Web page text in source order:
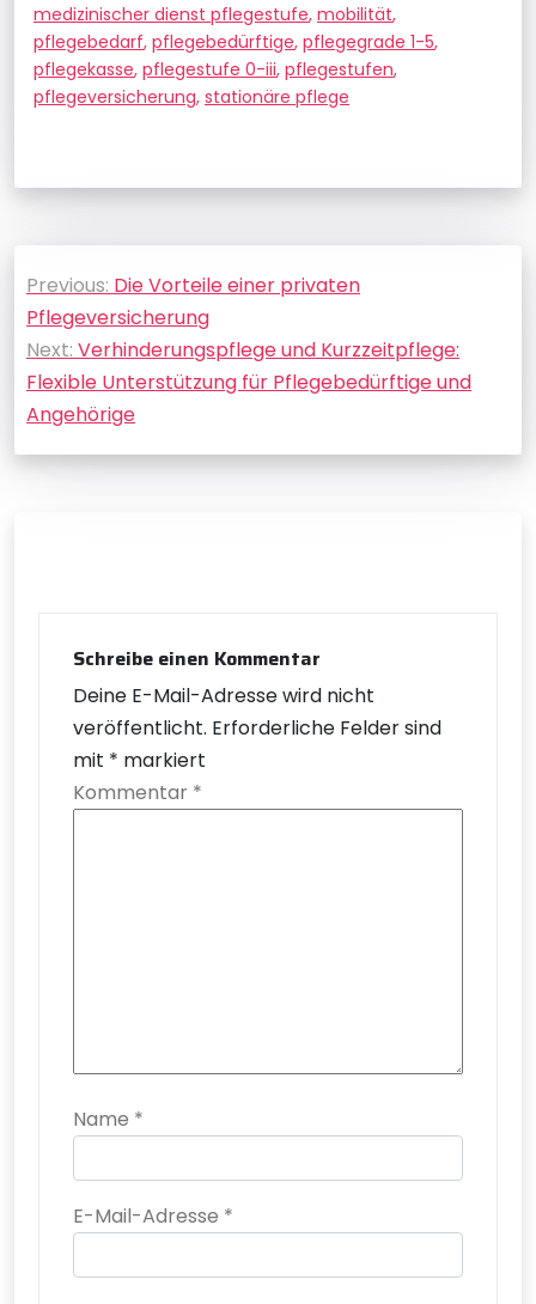
medizinischer dienst pflegestufe, mobilität,
pflegebedarf, pflegebedürftige, pflegegrade 1-5,
pflegekasse, pflegestufe 0-iii, pflegestufen,
pflegeversicherung, stationäre pflege
Beitragsnavigation
Previous: Die Vorteile einer privaten
Pflegeversicherung
Next: Verhinderungspflege und Kurzzeitpflege:
Flexible Unterstützung für Pflegebedürftige und
Angehörige
Schreibe einen Kommentar
Deine E-Mail-Adresse wird nicht
veröffentlicht. Erforderliche Felder sind
mit * markiert
Kommentar *
Name *
E-Mail-Adresse *